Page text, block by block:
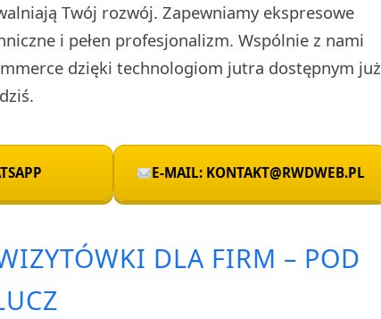
Twój rozwój. Zapewniamy ekspresowe
i pełen profesjonalizm. Wspólnie z nami
dzięki technologiom jutra dostępnym już
dziś.
E-MAIL: KONTAKT@RWDWEB.PL
DLA FIRM – POD